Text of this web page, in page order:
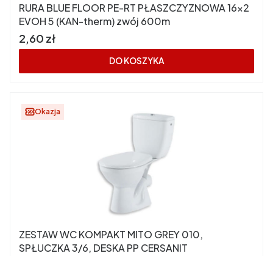
RURA BLUE FLOOR PE-RT PŁASZCZYZNOWA 16x2
EVOH 5 (KAN-therm) zwój 600m
Cena
2,60 zł
DO KOSZYKA
Okazja
ZESTAW WC KOMPAKT MITO GREY 010,
SPŁUCZKA 3/6, DESKA PP CERSANIT